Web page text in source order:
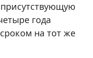
года
на тот же